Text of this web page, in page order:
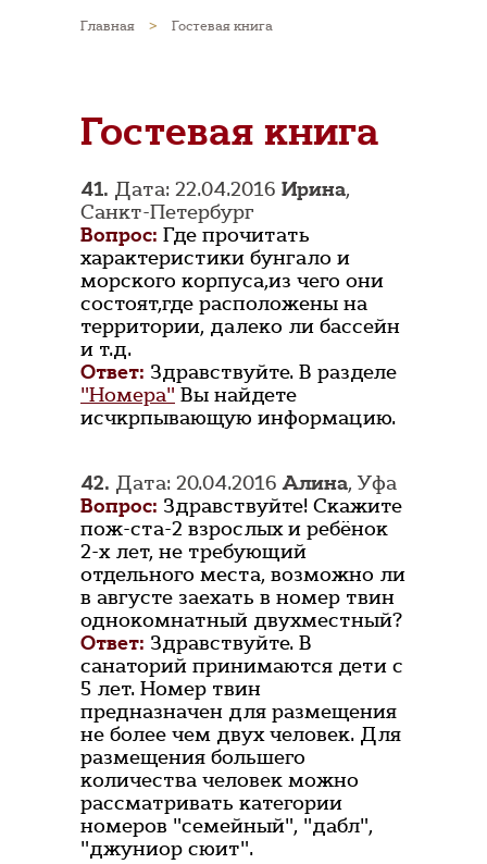
Главная > Гостевая книга
Гостевая книга
41. Дата: 22.04.2016 Ирина,
Санкт-Петербург
Вопрос: Где прочитать
характеристики бунгало и
морского корпуса,из чего они
состоят,где расположены на
территории, далеко ли бассейн
и т.д.
Ответ: Здравствуйте. В разделе
"Номера" Вы найдете
исчкрпывающую информацию.
42. Дата: 20.04.2016Алина, Уфа
Вопрос: Здравствуйте! Скажите
пож-ста-2 взрослых и ребёнок
2-х лет, не требующий
отдельного места, возможно ли
в августе заехать в номер твин
однокомнатный двухместный?
Ответ: Здравствуйте. В
санаторий принимаются дети с
5 лет. Номер твин
предназначен для размещения
не более чем двух человек. Для
размещения большего
количества человек можно
рассматривать категории
номеров "семейный", "дабл",
"джуниор сюит".